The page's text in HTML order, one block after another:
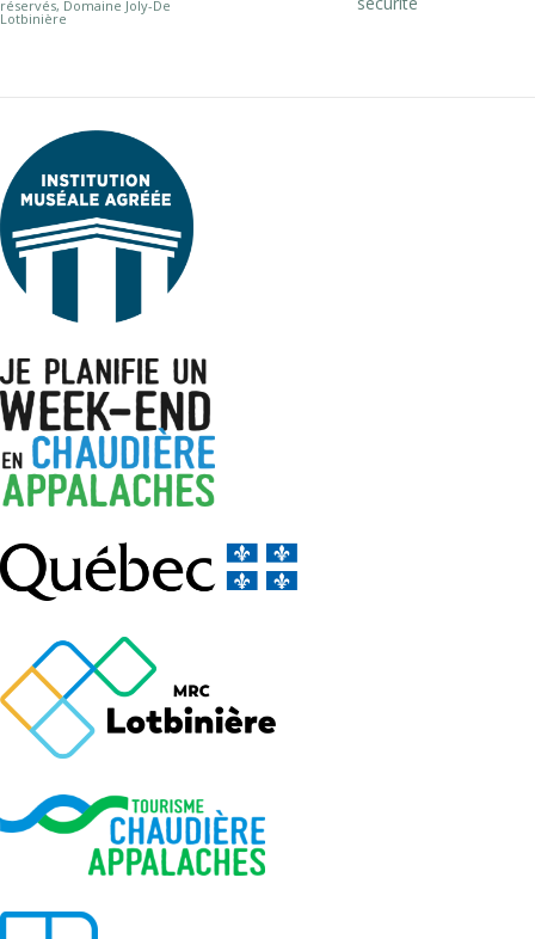
réservés, Domaine Joly-De
Lotbinière